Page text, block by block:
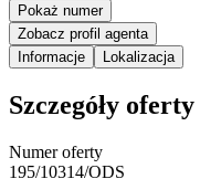
Pokaż numer
Zobacz profil agenta
Informacje
Lokalizacja
Szczegóły oferty
Numer oferty
195/10314/ODS